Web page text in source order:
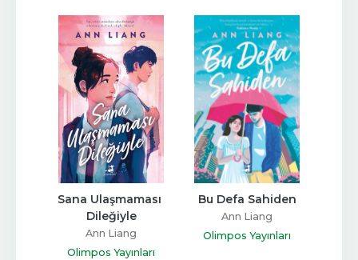
Sana Ulaşmaması
Dileğiyle
Ann Liang
Olimpos Yayınları
Bu Defa Sahiden
Ann Liang
Olimpos Yayınları